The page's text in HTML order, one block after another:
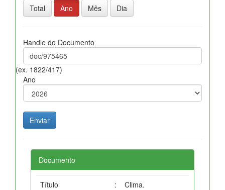
Total
Ano Mês Dia
Handle do Documento
(ex. 1822/417)
Ano
Documento
Título :
Clima.